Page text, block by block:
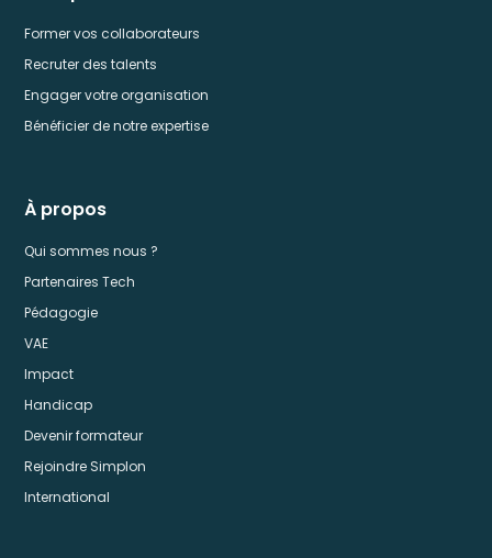
Former vos collaborateurs
Recruter des talents
Engager votre organisation
Bénéficier de notre expertise
À propos
Qui sommes nous ?
Partenaires Tech
Pédagogie
VAE
Impact
Handicap
Devenir formateur
Rejoindre Simplon
International